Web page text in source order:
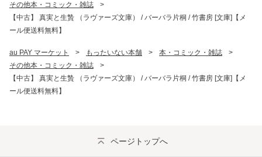
その他本・コミック・雑誌
>
【中古】 真実と生贄 （ラヴァーズ文庫） / バーバラ片桐 / 竹書房 [文庫]【メ
ール便送料無料】
au PAY マーケット > もったいない本舗 > 本・コミック・雑誌
>
その他本・コミック・雑誌
>
【中古】 真実と生贄 （ラヴァーズ文庫） / バーバラ片桐 / 竹書房 [文庫]【メ
ール便送料無料】
ページトップへ